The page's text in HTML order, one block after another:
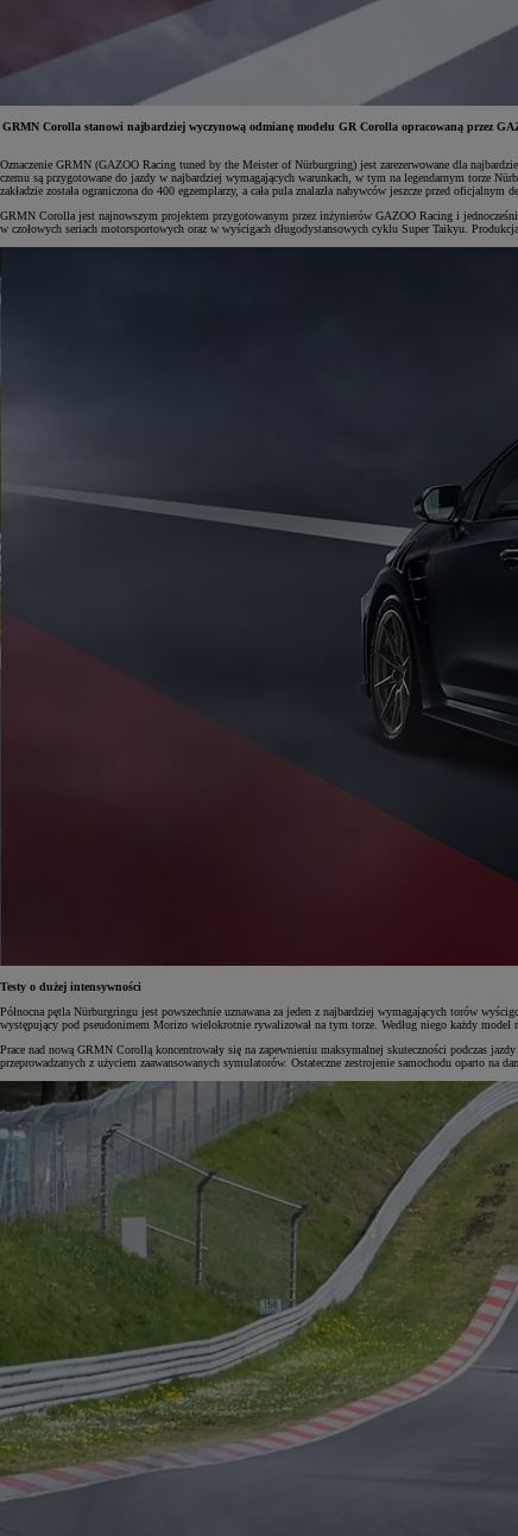
Od81 900 zł
Yaris Cross
HYBRID
GRMN Corolla stanowi najbardziej wyczynową odmianę modelu GR Corolla opracowaną przez
Oznaczenie GRMN (GAZOO Racing tuned by the Meister of Nürburgring) jest zarezerwowane dla
czemu są przygotowane do jazdy w najbardziej wymagających warunkach, w tym na legendarnym torze
zakładzie została ograniczona do 400 egzemplarzy, a cała pula znalazła nabywców jeszcze przed oficjalnym
GRMN Corolla jest najnowszym projektem przygotowanym przez inżynierów GAZOO Racing i
w czołowych seriach motorsportowych oraz w wyścigach długodystansowych cyklu Super Taikyu.
Testy o dużej intensywności
Północna pętla Nürburgringu jest powszechnie uznawana za jeden z najbardziej wymagających torów
występujący pod pseudonimem Morizo wielokrotnie rywalizował na tym torze. Według niego każdy model
Prace nad nową GRMN Corollą koncentrowały się na zapewnieniu maksymalnej skuteczności podczas
przeprowadzanych z użyciem zaawansowanych symulatorów. Ostateczne zestrojenie samochodu oparto na